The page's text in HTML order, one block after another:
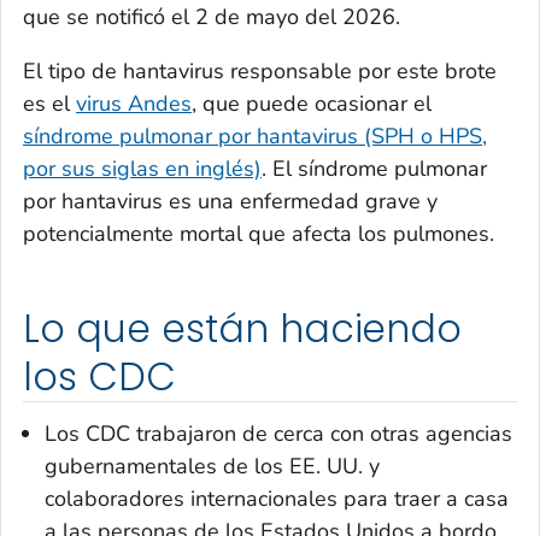
que se notificó el 2 de mayo del 2026.
El tipo de hantavirus responsable por este brote
es elvirus Andes, que puede ocasionar el
síndrome pulmonar por hantavirus (SPH o HPS,
por sus siglas en inglés). El síndrome pulmonar
por hantavirus es una enfermedad grave y
potencialmente mortal que afecta los pulmones.
Lo que están haciendo
los CDC
Los CDC trabajaron de cerca con otras agencias
gubernamentales de los EE. UU. y
colaboradores internacionales para traer a casa